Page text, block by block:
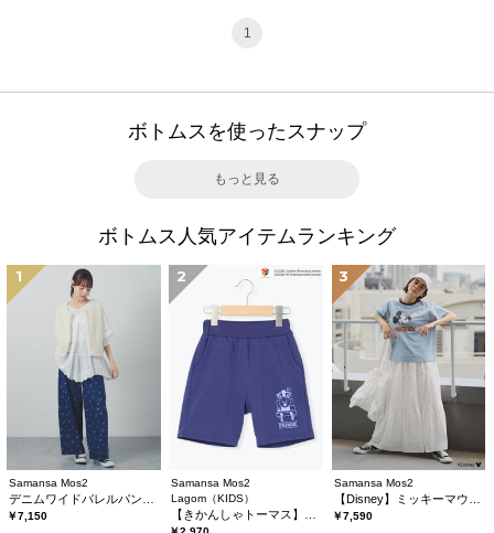
1
ボトムスを使ったスナップ
もっと見る
ボトムス人気アイテムランキング
1
Samansa Mos2
￥7,150
2
Samansa Mos2
Lagom（KIDS）
3
Samansa Mos2
￥7,590